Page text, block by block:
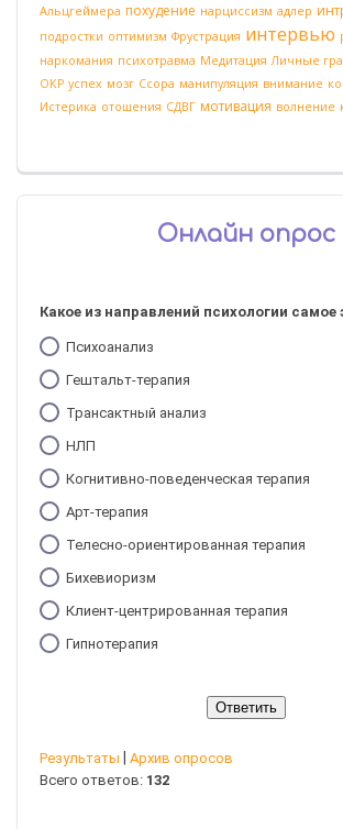
Альцгеймера похудение нарциссизм адлер
подростки оптимизм Фрустрация интервью
наркомания психотравма Медитация Личные
ОКР успех мозг Ссора манипуляция внимание
Истерика отошения СДВГ мотивация волнение
Онлайн опрос
Какое из направлений психологии
Психоанализ
Гештальт-терапия
Трансактный анализ
НЛП
Когнитивно-поведенческая терапия
Арт-терапия
Телесно-ориентированная терапия
Бихевиоризм
Клиент-центрированная терапия
Гипнотерапия
Результаты
Архив опросов
Всего ответов: 132